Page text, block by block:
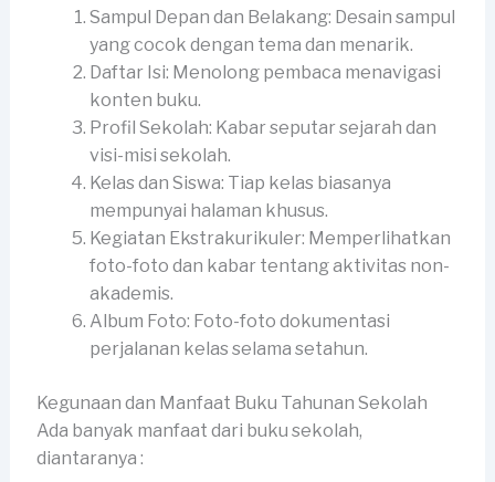
Sampul Depan dan Belakang: Desain sampul
yang cocok dengan tema dan menarik.
Daftar Isi: Menolong pembaca menavigasi
konten buku.
Profil Sekolah: Kabar seputar sejarah dan
visi-misi sekolah.
Kelas dan Siswa: Tiap kelas biasanya
mempunyai halaman khusus.
Kegiatan Ekstrakurikuler: Memperlihatkan
foto-foto dan kabar tentang aktivitas non-
akademis.
Album Foto: Foto-foto dokumentasi
perjalanan kelas selama setahun.
Kegunaan dan Manfaat Buku Tahunan Sekolah
Ada banyak manfaat dari buku sekolah,
diantaranya :